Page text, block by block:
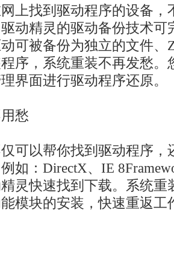
找到驱动程序的设备，
驱动精灵的驱动备份技术
可被备份为独立的文件、
序，系统重装不再发愁。
界面进行驱动程序还原。
愁
以帮你找到驱动程序，
如：DirectX、IE
灵快速找到下载。系统重
模块的安装，快速重返工